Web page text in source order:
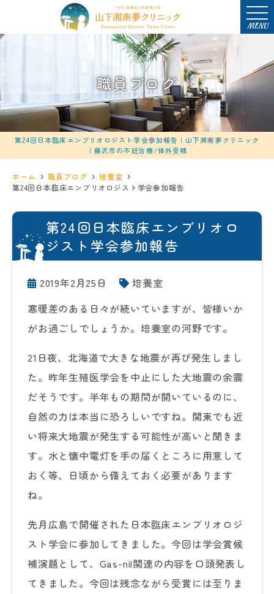
MENU
職員ブログ
第24回日本臨床エンブリオロジスト学会参加報告｜山下湘南夢クリニック
｜藤沢市の不妊治療/体外受精
ホーム 職員ブログ
培養室
第24回日本臨床エンブリオロジスト学会参加報告
第24回日本臨床エンブリオロ
ジスト学会参加報告
2019年2月25日
培養室
寒暖差のある日々が続いていますが、皆様いか
がお過ごしでしょうか。培養室の河野です。
21日夜、北海道で大きな地震が再び発生しまし
た。昨年生殖医学会を中止にした大地震の余震
だそうです。半年もの期間が開いているのに、
自然の力は本当に恐ろしいですね。関東でも近
い将来大地震が発生する可能性が高いと聞きま
す。水と懐中電灯を手の届くところに用意して
おく等、日頃から備えておく必要があります
ね。
先月広島で開催された日本臨床エンブリオロジ
スト学会に参加してきました。今回は学会賞候
補演題として、Gas-nil関連の内容を口頭発表し
てきました。今回は残念ながら受賞には至りま